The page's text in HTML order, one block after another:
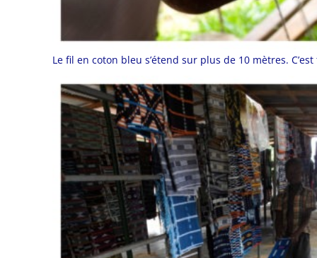
Le fil en coton bleu s’étend sur plus de 10 mètres.